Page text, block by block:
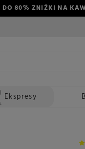
DO 80% ZNIŻKI NA
Ekspresy